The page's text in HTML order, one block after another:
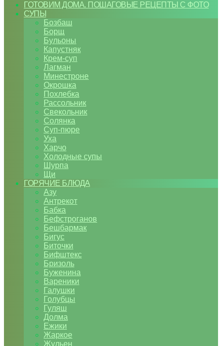
ГОТОВИМ ДОМА. ПОШАГОВЫЕ РЕЦЕПТЫ С ФОТО
СУПЫ
Бозбаш
Борщ
Бульоны
Капустняк
Крем-суп
Лагман
Минестроне
Окрошка
Похлебка
Рассольник
Свекольник
Солянка
Суп-пюре
Уха
Харчо
Холодные супы
Шурпа
Щи
ГОРЯЧИЕ БЛЮДА
Азу
Антрекот
Бабка
Бефстроганов
Бешбармак
Бигус
Биточки
Бифштекс
Бризоль
Буженина
Вареники
Галушки
Голубцы
Гуляш
Долма
Ежики
Жаркое
Жульен